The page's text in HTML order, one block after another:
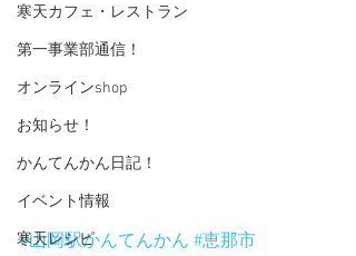
寒天カフェ・レストラン
第一事業部通信！
オンラインshop
お知らせ！
かんてんかん日記！
イベント情報
寒天レシピ
#山岡駅かんてんかん #恵那市